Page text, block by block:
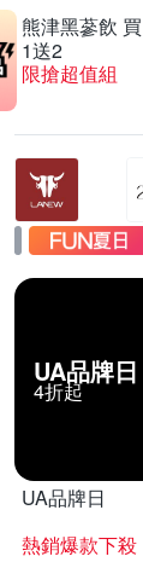
熊津黑蔘飲 買
1送2
限搶超值組
UA品牌日
4折起
UA品牌日
熱銷爆款下殺